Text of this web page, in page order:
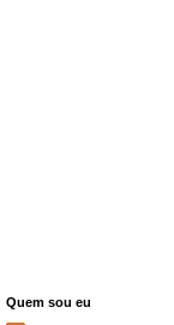
Quem sou eu